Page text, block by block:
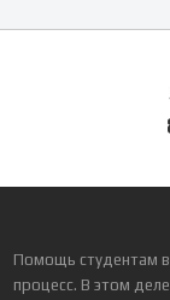
Помощь студентам
процесс. В этом